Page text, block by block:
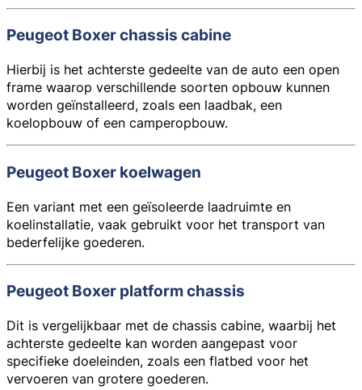
Peugeot Boxer chassis cabine
Hierbij is het achterste gedeelte van de auto een open
frame waarop verschillende soorten opbouw kunnen
worden geïnstalleerd, zoals een laadbak, een
koelopbouw of een camperopbouw.
Peugeot Boxer koelwagen
Een variant met een geïsoleerde laadruimte en
koelinstallatie, vaak gebruikt voor het transport van
bederfelijke goederen.
Peugeot Boxer platform chassis
Dit is vergelijkbaar met de chassis cabine, waarbij het
achterste gedeelte kan worden aangepast voor
specifieke doeleinden, zoals een flatbed voor het
vervoeren van grotere goederen.